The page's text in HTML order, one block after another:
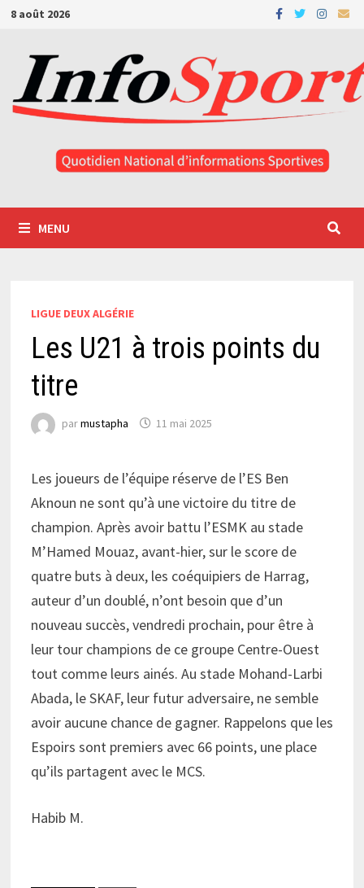
Passer
contenu
8 août 2026
MENU
LIGUE DEUX ALGÉRIE
Les U21 à trois points du
titre
parmustapha 11 mai 2025
Les joueurs de l’équipe réserve de l’ES Ben
Aknoun ne sont qu’à une victoire du titre de
champion. Après avoir battu l’ESMK au stade
M’Hamed Mouaz, avant-hier, sur le score de
quatre buts à deux, les coéquipiers de Harrag,
auteur d’un doublé, n’ont besoin que d’un
nouveau succès, vendredi prochain, pour être à
leur tour champions de ce groupe Centre-Ouest
tout comme leurs ainés. Au stade Mohand-Larbi
Abada, le SKAF, leur futur adversaire, ne semble
avoir aucune chance de gagner. Rappelons que les
Espoirs sont premiers avec 66 points, une place
qu’ils partagent avec le MCS.
Habib M.